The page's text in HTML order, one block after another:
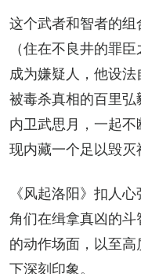
这个武者和智者的组
（住在不良井的罪
成为嫌疑人，他设
被毒杀真相的百里
内卫武思月，一起
现内藏一个足以毁灭
《风起洛阳》扣人
角们在缉拿真凶的
的动作场面，以至
下深刻印象。